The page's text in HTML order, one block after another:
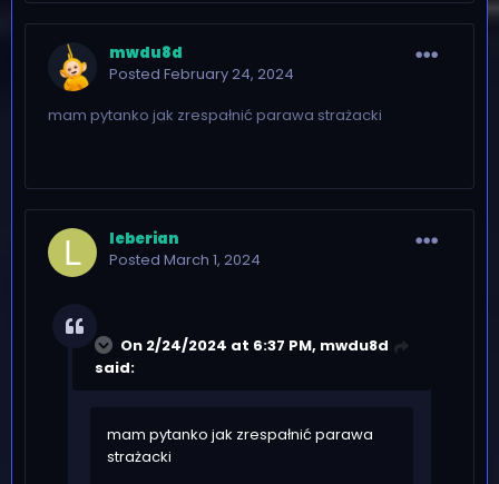
mwdu8d
Posted February 24, 2024
mam pytanko jak zrespałnić parawa strażacki
leberian
Posted March 1, 2024
On 2/24/2024 at 6:37 PM, mwdu8d
said:
mam pytanko jak zrespałnić parawa
strażacki